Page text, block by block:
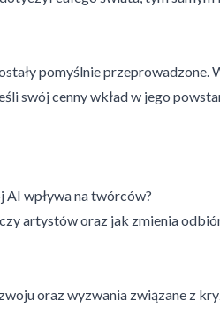
pomyślnie
swój cenny wkład w jego
wpływa na twórców?
artystów oraz jak zmienia
oraz wyzwania związane z